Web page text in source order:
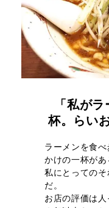
「私が
杯。らい
ラーメンを食
かけの一杯があ
私にとっての
だ。
お店の評価は人